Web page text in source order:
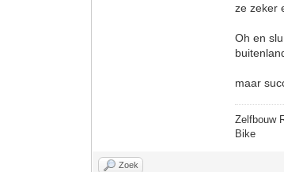
ze zeker
Oh en
maar
Zelfbouw
Bike
Zoek